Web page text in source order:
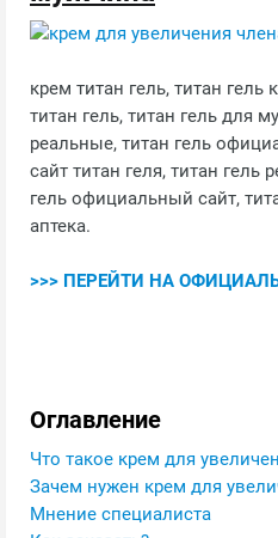
крем титан гель, титан гель
титан гель, титан гель для
реальные, титан гель
сайт титан геля, титан
гель официальный сайт,
аптека.
>>> ПЕРЕЙТИ НА
Оглавление
Что такое крем для
Зачем нужен крем для
Мнение специалиста